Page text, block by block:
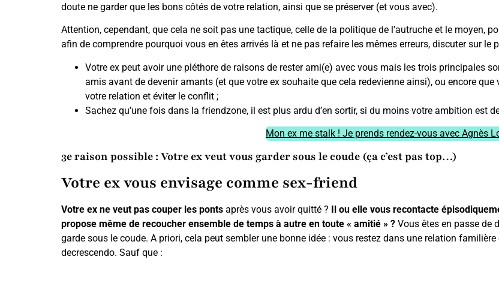
doute ne garder que les bons côtés de votre relation, ainsi que se préserver (et vous avec).
Attention, cependant, que cela ne soit pas une tactique, celle de la politique de l’autruche et le moyen,
afin de comprendre pourquoi vous en êtes arrivés là et ne pas refaire les mêmes erreurs, discuter sur
Votre ex peut avoir une pléthore de raisons de rester ami(e) avec vous mais les trois principales
amis avant de devenir amants (et que votre ex souhaite que cela redevienne ainsi), ou encore
votre relation et éviter le conflit ;
Sachez qu’une fois dans la friendzone, il est plus ardu d’en sortir, si du moins votre ambition est
Mon ex me stalk ! Je prends rendez-vous avec Agnès
3e raison possible : Votre ex veut vous garder sous le coude (ça c’est pas top…)
Votre ex vous envisage comme sex-friend
Votre ex ne veut pas couper les ponts après vous avoir quitté ? Il ou elle vous recontacte
propose même de recoucher ensemble de temps à autre en toute « amitié » ? Vous êtes en passe de
garde sous le coude. A priori, cela peut sembler une bonne idée : vous restez dans une relation
decrescendo. Sauf que :